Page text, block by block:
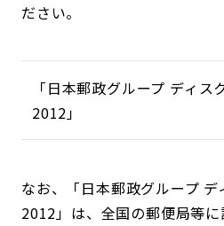
ださい。
「日本郵政グループ ディス
2012」
なお、「日本郵政グループ
2012」は、全国の郵便局等に